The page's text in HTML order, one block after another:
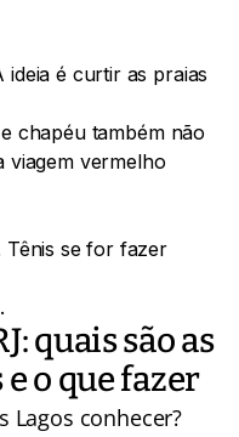
é curtir as praias
e chapéutambém não
viagem vermelho
Tênis se for fazer
quais são as
o que fazer
Lagos conhecer?